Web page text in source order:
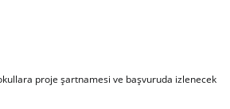
proje şartnamesi ve başvuruda izlenecek